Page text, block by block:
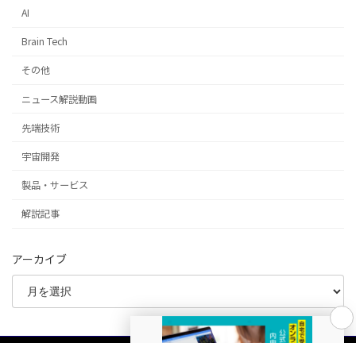
AI
Brain Tech
その他
ニュース解説動画
先端技術
宇宙開発
製品・サービス
解説記事
アーカイブ